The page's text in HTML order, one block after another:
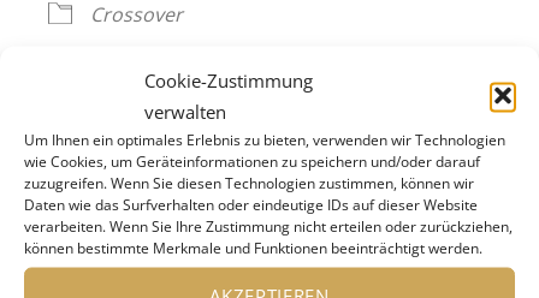
Cookie-Zustimmung
verwalten
Um Ihnen ein optimales Erlebnis zu bieten, verwenden wir Technologien
wie Cookies, um Geräteinformationen zu speichern und/oder darauf
zuzugreifen. Wenn Sie diesen Technologien zustimmen, können wir
Daten wie das Surfverhalten oder eindeutige IDs auf dieser Website
verarbeiten. Wenn Sie Ihre Zustimmung nicht erteilen oder zurückziehen,
können bestimmte Merkmale und Funktionen beeinträchtigt werden.
Crossover
Ausstellung vom 12.04.2025 bis zum 11.01.2026.
Der Bauernkrieg – Ein Aufstand, der vor 500
Jahren auch unsere Region beherrschte,
Freiheiten und Rechte forderte, Menschen einte,
spaltete und in Böblingen sein Ende fand. Eine